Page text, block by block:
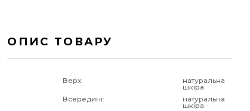
ОПИС ТОВАРУ
Верх: натуральна
шкіра
Всередині:
натуральна
шкіра